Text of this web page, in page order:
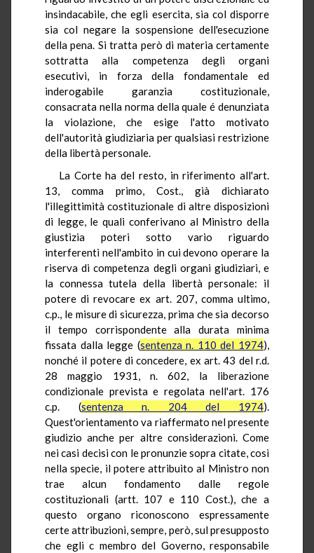
insindacabile, che egli esercita, sia col disporre
sia col negare la sospensione dell'esecuzione
della pena. Si tratta però di materia certamente
sottratta alla competenza degli organi
esecutivi, in forza della fondamentale ed
inderogabile garanzia costituzionale,
consacrata nella norma della quale é denunziata
la violazione, che esige l'atto motivato
dell'autorità giudiziaria per qualsiasi restrizione
della libertà personale.
La Corte ha del resto, in riferimento all'art.
13, comma primo, Cost., già dichiarato
l'illegittimità costituzionale di altre disposizioni
di legge, le quali conferivano al Ministro della
giustizia poteri sotto vario riguardo
interferenti nell'ambito in cui devono operare la
riserva di competenza degli organi giudiziari, e
la connessa tutela della libertà personale: il
potere di revocare ex art. 207, comma ultimo,
c.p., le misure di sicurezza, prima che sia decorso
il tempo corrispondente alla durata minima
fissata dalla legge (sentenza n. 110 del 1974),
nonché il potere di concedere, ex art. 43 del r.d.
28 maggio 1931, n. 602, la liberazione
condizionale prevista e regolata nell'art. 176
c.p. (sentenza n. 204 del 1974).
Quest'orientamento va riaffermato nel presente
giudizio anche per altre considerazioni. Come
nei casi decisi con le pronunzie sopra citate, così
nella specie, il potere attribuito al Ministro non
trae alcun fondamento dalle regole
costituzionali (artt. 107 e 110 Cost.), che a
questo organo riconoscono espressamente
certe attribuzioni, sempre, però, sul presupposto
che egli c membro del Governo, responsabile